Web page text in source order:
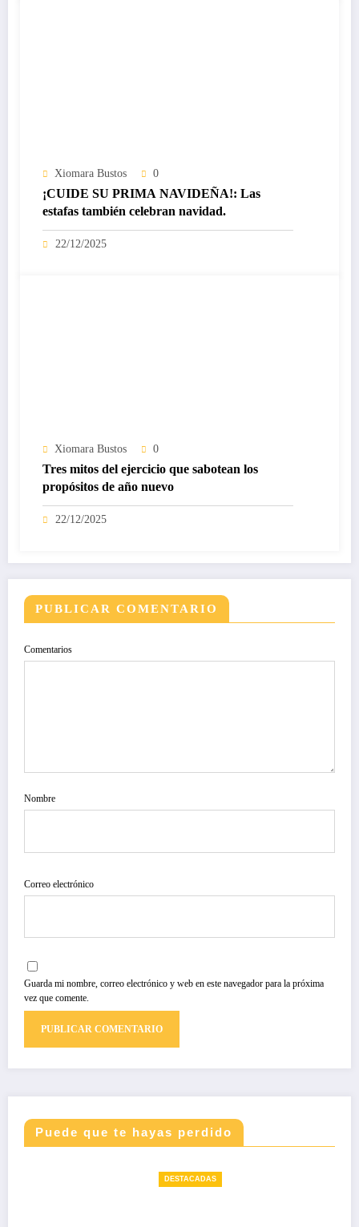
Xiomara Bustos 0
¡CUIDE SU PRIMA NAVIDEÑA!: Las
estafas también celebran navidad.
22/12/2025
Xiomara Bustos 0
Tres mitos del ejercicio que sabotean los
propósitos de año nuevo
22/12/2025
PUBLICAR COMENTARIO
Comentarios
Nombre
Correo electrónico
Guarda mi nombre, correo electrónico y web en este navegador para la próxima
vez que comente.
Puede que te hayas perdido